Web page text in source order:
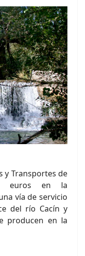
y Transportes de
euros en la
vía de servicio
del río Cacín y
producen en la